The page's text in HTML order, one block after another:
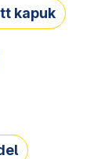
kapuk